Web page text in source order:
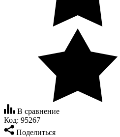
В сравнение
Код: 95267
Поделиться